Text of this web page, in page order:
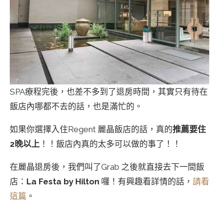
SPA療程完後，也差不多到了退房時間，其實只有待在
飯店內哪都不去的話，也是滿忙的。
如果你選擇入住Regent 麗晶飯店的話，真的推薦要住
2晚以上 ！！飯店內真的太多可以做的事了！！
在麗晶退房後，我們叫了Grab 之後就直接去下一間飯
店： La Festa by Hilton 囉！有興趣看詳情的話， 請看
這篇 。